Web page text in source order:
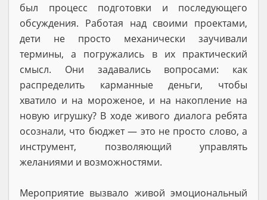
был процесс подготовки и последующего
обсуждения. Работая над своими проектами,
дети не просто механически заучивали
термины, а погружались в их практический
смысл. Они задавались вопросами: как
распределить карманные деньги, чтобы
хватило и на мороженое, и на накопление на
новую игрушку? В ходе живого диалога ребята
осознали, что бюджет — это не просто слово, а
инструмент, позволяющий управлять
желаниями и возможностями.
Мероприятие вызвало живой эмоциональный